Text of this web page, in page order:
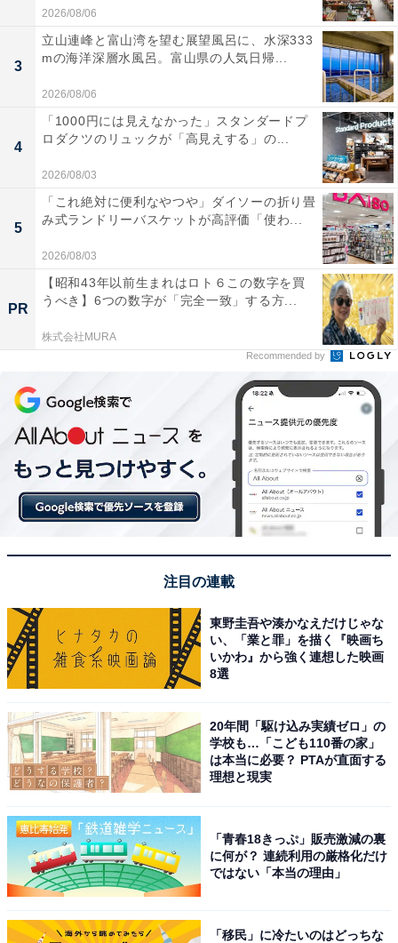
2026/08/06
3
立山連峰と富山湾を望む展望風呂に、水深333
mの海洋深層水風呂。富山県の人気日帰...
2026/08/06
4
「1000円には見えなかった」スタンダードプ
ロダクツのリュックが「高見えする」の...
2026/08/03
5
「これ絶対に便利なやつや」ダイソーの折り畳
み式ランドリーバスケットが高評価「使わ...
2026/08/03
PR
【昭和43年以前生まれはロト６この数字を買
うべき】6つの数字が「完全一致」する方...
株式会社MURA
Recommended by
注目の連載
東野圭吾や湊かなえだけじゃな
い、「業と罪」を描く『映画ち
いかわ』から強く連想した映画
8選
20年間「駆け込み実績ゼロ」の
学校も…「こども110番の家」
は本当に必要？ PTAが直面する
理想と現実
「青春18きっぷ」販売激減の裏
に何が？ 連続利用の厳格化だけ
ではない「本当の理由」
「移民」に冷たいのはどっちな